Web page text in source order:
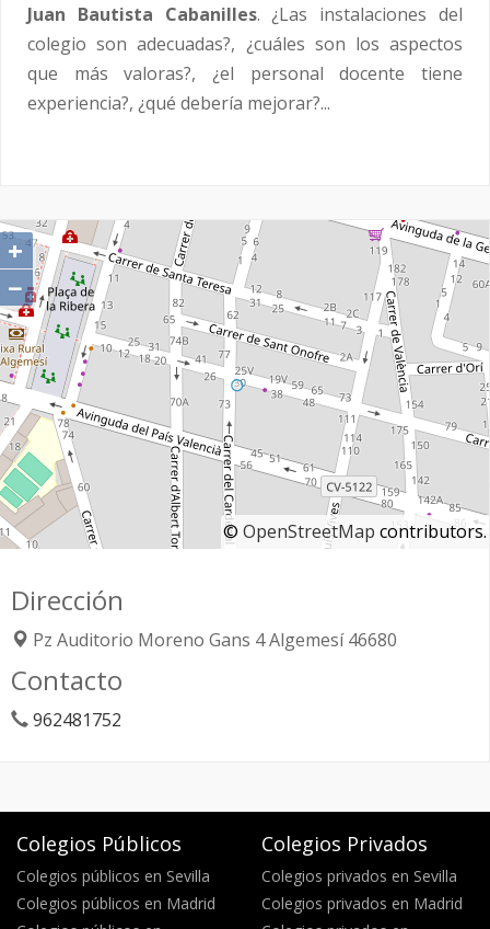
Juan Bautista Cabanilles. ¿Las instalaciones del
colegio son adecuadas?, ¿cuáles son los aspectos
que más valoras?, ¿el personal docente tiene
experiencia?, ¿qué debería mejorar?...
+
−
© OpenStreetMap contributors.
Dirección
Pz Auditorio Moreno Gans 4Algemesí 46680
Contacto
962481752
Colegios Públicos
Colegios públicos en Sevilla
Colegios públicos en Madrid
Colegios Privados
Colegios privados en Sevilla
Colegios privados en Madrid